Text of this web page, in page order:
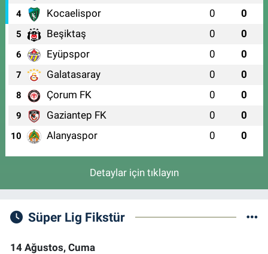
4 Kocaelispor 0 0
5 Beşiktaş 0 0
6 Eyüpspor 0 0
7 Galatasaray 0 0
8 Çorum FK 0 0
9 Gaziantep FK 0 0
10 Alanyaspor 0 0
Detaylar için tıklayın
Süper Lig Fikstür
14 Ağustos, Cuma